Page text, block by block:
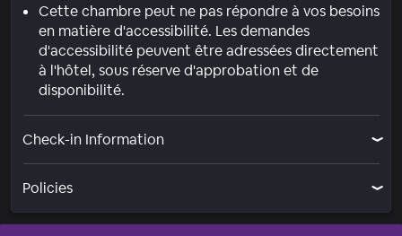
Cette chambre peut ne pas répondre à vos besoins
en matière d'accessibilité. Les demandes
d'accessibilité peuvent être adressées directement
à l'hôtel, sous réserve d'approbation et de
disponibilité.
Check-in Information
Policies